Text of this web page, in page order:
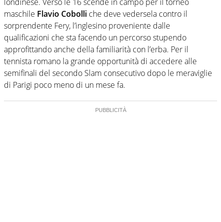
maschile Flavio Cobolli che deve vedersela contro il
sorprendente Fery, l’inglesino proveniente dalle
qualificazioni che sta facendo un percorso stupendo
approfittando anche della familiarità con l’erba. Per il
tennista romano la grande opportunità di accedere alle
semifinali del secondo Slam consecutivo dopo le meraviglie
di Parigi poco meno di un mese fa.